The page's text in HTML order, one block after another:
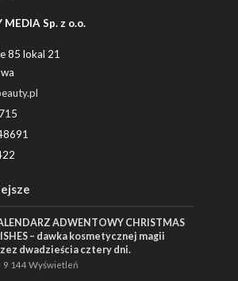
MEDIA Sp. z o.o.
85 lokal 21
ADWENTOWY CHRISTMAS
– dawka kosmetycznej magii
dwadzieścia cztery dni.
9 144 Wyświetleń